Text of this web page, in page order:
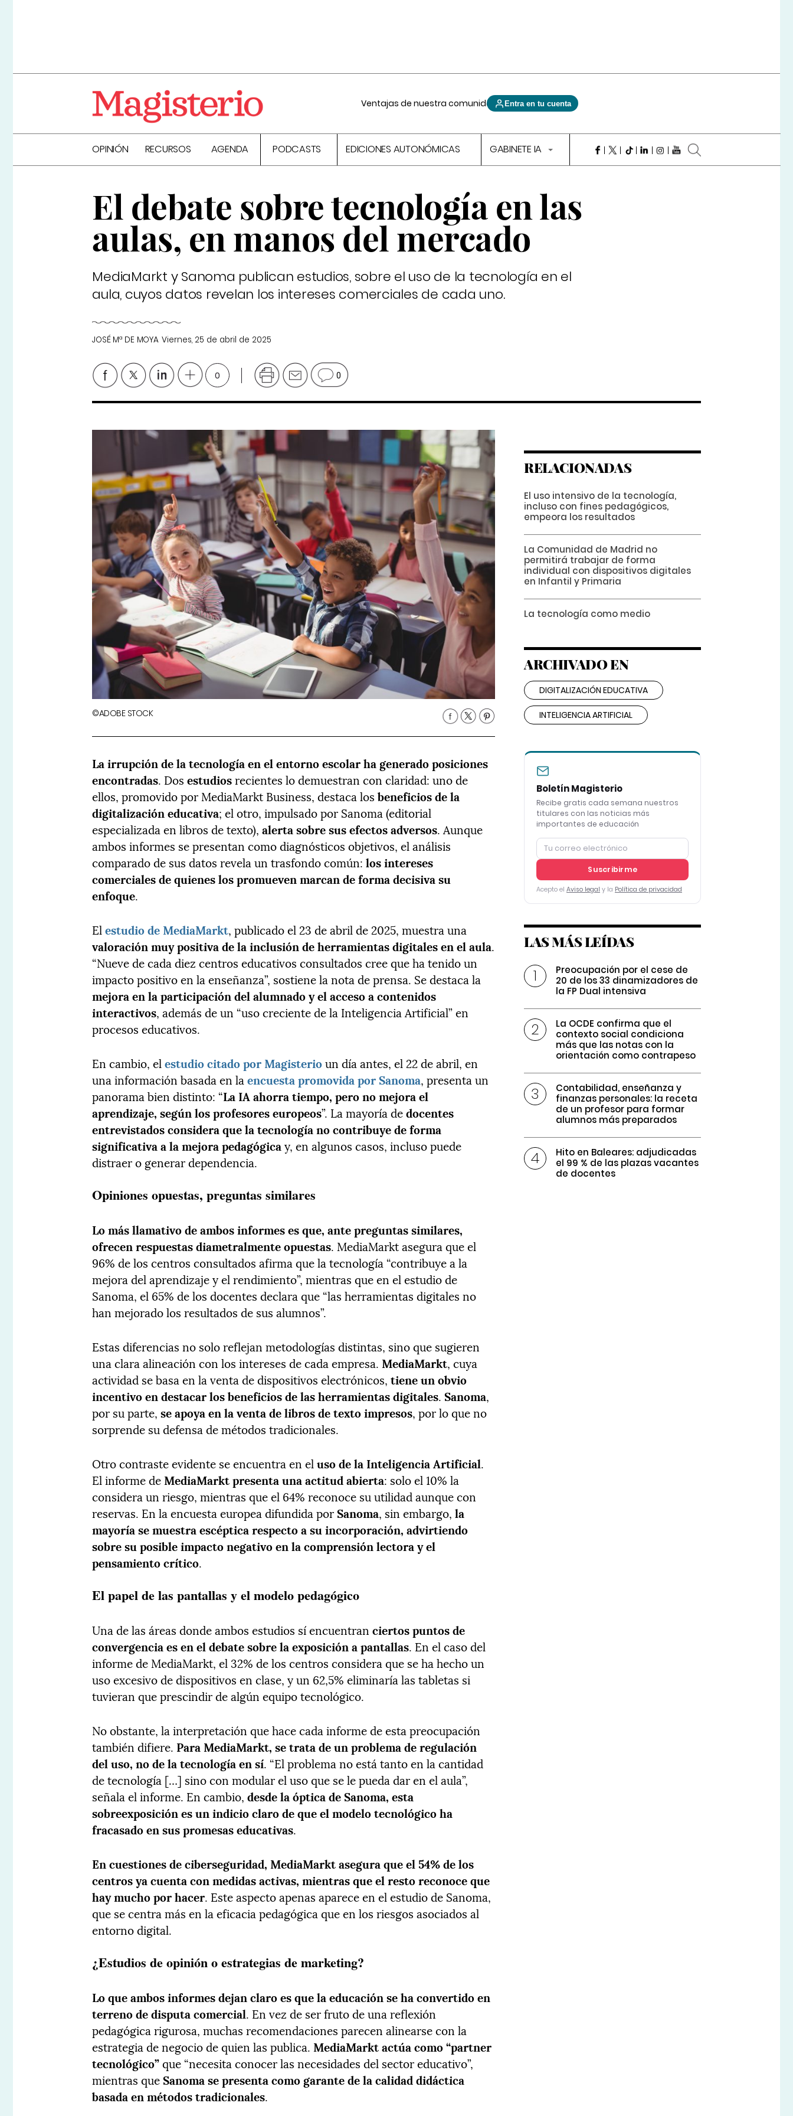
Ventajas de nuestra comunidad Entra en tu cuenta
OPINIÓN RECURSOS AGENDA PODCASTS EDICIONES AUTONÓMICAS GABINETE IA
El debate sobre tecnología en las
aulas, en manos del mercado
MediaMarkt y Sanoma publican estudios, sobre el uso de la tecnología en el
aula, cuyos datos revelan los intereses comerciales de cada uno.
JOSÉ Mª DE MOYA Viernes, 25 de abril de 2025
0 0
©ADOBE STOCK
La irrupción de la tecnología en el entorno escolar ha generado posiciones
encontradas. Dosestudiosrecientes lo demuestran con claridad: uno de
ellos, promovido por MediaMarkt Business, destaca losbeneficios de la
digitalización educativa; el otro, impulsado por Sanoma (editorial
especializada en libros de texto),alerta sobre sus efectos adversos. Aunque
ambos informes se presentan como diagnósticos objetivos, el análisis
comparado de sus datos revela un trasfondo común:los intereses
comerciales de quienes los promueven marcan de forma decisiva su
enfoque.
Elestudio de MediaMarkt, publicado el 23 de abril de 2025, muestra una
valoración muy positiva de la inclusión de herramientas digitales en el aula.
“Nueve de cada diez centros educativos consultados cree que ha tenido un
impacto positivo en la enseñanza”, sostiene la nota de prensa. Se destaca la
mejora en la participación del alumnado y el acceso a contenidos
interactivos, además de un “uso creciente de la Inteligencia Artificial” en
procesos educativos.
En cambio, elestudio citado por Magisterioun día antes, el 22 de abril, en
una información basada en laencuesta promovida por Sanoma, presenta un
panorama bien distinto: “La IA ahorra tiempo, pero no mejora el
aprendizaje, según los profesores europeos”. La mayoría dedocentes
entrevistados considera que la tecnología no contribuye de forma
significativa a la mejora pedagógicay, en algunos casos, incluso puede
distraer o generar dependencia.
Opiniones opuestas, preguntas similares
Lo más llamativo de ambos informes es que, ante preguntas similares,
ofrecen respuestas diametralmente opuestas. MediaMarkt asegura que el
96% de los centros consultados afirma que la tecnología “contribuye a la
mejora del aprendizaje y el rendimiento”, mientras que en el estudio de
Sanoma, el 65% de los docentes declara que “las herramientas digitales no
han mejorado los resultados de sus alumnos”.
Estas diferencias no solo reflejan metodologías distintas, sino que sugieren
una clara alineación con los intereses de cada empresa. MediaMarkt, cuya
actividad se basa en la venta de dispositivos electrónicos, tiene un obvio
incentivo en destacar los beneficios de las herramientas digitales.Sanoma,
por su parte,se apoya en la venta de libros de texto impresos, por lo que no
sorprende su defensa de métodos tradicionales.
Otro contraste evidente se encuentra en eluso de la Inteligencia Artificial.
El informe de MediaMarkt presenta una actitud abierta: solo el 10% la
considera un riesgo, mientras que el 64% reconoce su utilidad aunque con
reservas. En la encuesta europea difundida porSanoma, sin embargo,la
mayoría se muestra escéptica respecto a su incorporación, advirtiendo
sobre su posible impacto negativo en la comprensión lectora y el
pensamiento crítico.
El papel de las pantallas y el modelo pedagógico
Una de las áreas donde ambos estudios sí encuentranciertos puntos de
convergencia es en el debate sobre la exposición a pantallas. En el caso del
informe de MediaMarkt, el 32% de los centros considera que se ha hecho un
uso excesivo de dispositivos en clase, y un 62,5% eliminaría las tabletas si
tuvieran que prescindir de algún equipo tecnológico.
No obstante, la interpretación que hace cada informe de esta preocupación
también difiere. Para MediaMarkt, se trata de un problema de regulación
del uso, no de la tecnología en sí. “El problema no está tanto en la cantidad
de tecnología […] sino con modular el uso que se le pueda dar en el aula”,
señala el informe. En cambio,desde la óptica de Sanoma, esta
sobreexposición es un indicio claro de que el modelo tecnológico ha
fracasado en sus promesas educativas.
En cuestiones de ciberseguridad, MediaMarkt asegura que el 54% de los
centros ya cuenta con medidas activas, mientras que el resto reconoce que
hay mucho por hacer. Este aspecto apenas aparece en el estudio de Sanoma,
que se centra más en la eficacia pedagógica que en los riesgos asociados al
entorno digital.
¿Estudios de opinión o estrategias de marketing?
Lo que ambos informes dejan claro es que la educación se ha convertido en
terreno de disputa comercial. En vez de ser fruto de una reflexión
pedagógica rigurosa, muchas recomendaciones parecen alinearse con la
estrategia de negocio de quien las publica. MediaMarkt actúa como “partner
tecnológico”que “necesita conocer las necesidades del sector educativo”,
mientras queSanoma se presenta como garante de la calidad didáctica
basada en métodos tradicionales.
RELACIONADAS
El uso intensivo de la tecnología,
incluso con fines pedagógicos,
empeora los resultados
La Comunidad de Madrid no
permitirá trabajar de forma
individual con dispositivos digitales
en Infantil y Primaria
La tecnología como medio
ARCHIVADO EN
DIGITALIZACIÓN EDUCATIVA
INTELIGENCIA ARTIFICIAL
Boletín Magisterio
Recibe gratis cada semana nuestros
titulares con las noticias más
importantes de educación
Suscribirme
Acepto el Aviso legal y la Política de privacidad
LAS MÁS LEÍDAS
Preocupación por el cese de
20 de los 33 dinamizadores de
la FP Dual intensiva
La OCDE confirma que el
contexto social condiciona
más que las notas con la
orientación como contrapeso
Contabilidad, enseñanza y
finanzas personales: la receta
de un profesor para formar
alumnos más preparados
Hito en Baleares: adjudicadas
el 99 % de las plazas vacantes
de docentes